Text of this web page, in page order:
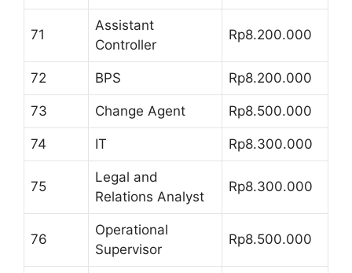
71
Assistant
Controller
Rp8.200.000
72 BPS Rp8.200.000
73 Change Agent Rp8.500.000
74 IT Rp8.300.000
75
Legal and
Relations Analyst
Rp8.300.000
76
Operational
Supervisor
Rp8.500.000